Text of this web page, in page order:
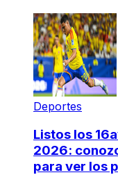
Deportes
Listos los
2026:
para ver los